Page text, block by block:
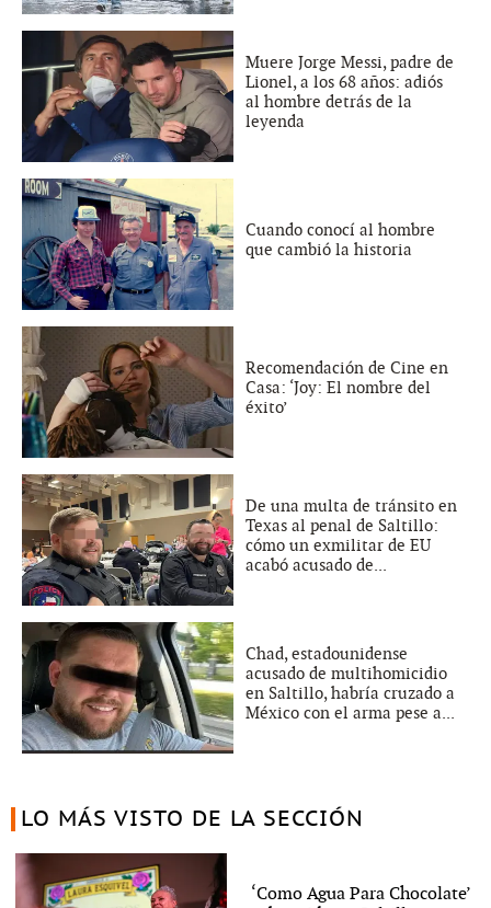
Muere Jorge Messi, padre de
Lionel, a los 68 años: adiós
al hombre detrás de la
leyenda
Cuando conocí al hombre
que cambió la historia
Recomendación de Cine en
Casa: ‘Joy: El nombre del
éxito’
De una multa de tránsito en
Texas al penal de Saltillo:
cómo un exmilitar de EU
acabó acusado de...
Chad, estadounidense
acusado de multihomicidio
en Saltillo, habría cruzado a
México con el arma pese a...
LO MÁS VISTO DE LA SECCIÓN
‘Como Agua Para Chocolate’